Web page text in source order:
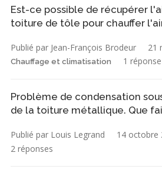
Est-ce possible de récupérer
toiture de tôle pour chauffer
Publié par Jean-François Brodeur 21
Chauffage et climatisation 1 réponse
Problème de condensation
de la toiture métallique. Que
Publié par Louis Legrand 14 octobre
2 réponses